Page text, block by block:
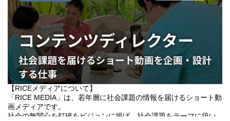
安定して働けることで、
・毎食しっかりと食べられる
・自分で住む場所を選べる
・離れ離れになっていた家族を日本に呼ぶことができる
など、人生がポジティブに変わっていくメンバーを何人も見てき
ました。
難易度が非常に高く、日本でもチャレンジャーが圧倒的に少ない
「難民の就労機会を創る」ということに、個人の方、企業さまに
限らず、NPO団体さまなど様々なステークホルダー、そして当事
者を巻き込みながら、取り組んでいます。
【RICEメディアについて】
「RICE MEDIA」は、若年層に社会課題の情報を届けるショート動
画メディアです。
社会の無関心を打破をビジョンに掲げ、社会課題をテーマに扱い